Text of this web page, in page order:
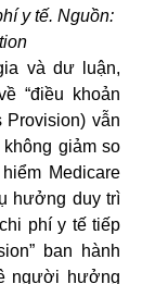
y tế. Nguồn:
và dư luận,
“điều khoản
Provision) vẫn
giảm so
Medicare
hưởng duy trì
phí y tế tiếp
ban hành
người hưởng